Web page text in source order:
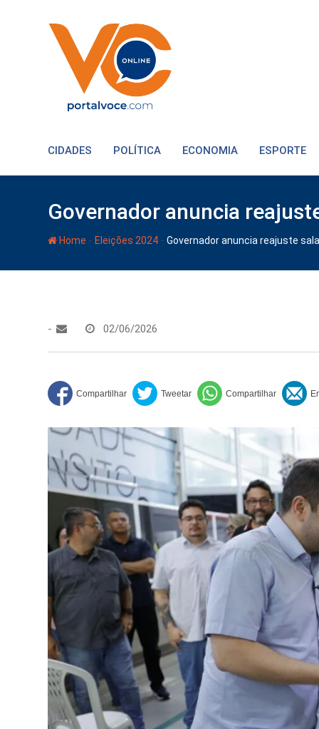
CIDADES POLÍTICA ECONOMIA ESPORTE
Governador anuncia
Home - Eleições 2024 - Governador anuncia reajuste
- 02/06/2026